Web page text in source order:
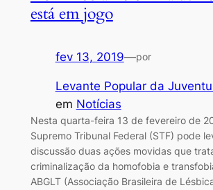
está em jogo
fev 13, 2019—por
Levante Popular da
em Notícias
Nesta quarta-feira 13 de fevereiro de
Supremo Tribunal Federal (STF) pode
discussão duas ações movidas que
criminalização da homofobia e
ABGLT (Associação Brasileira de